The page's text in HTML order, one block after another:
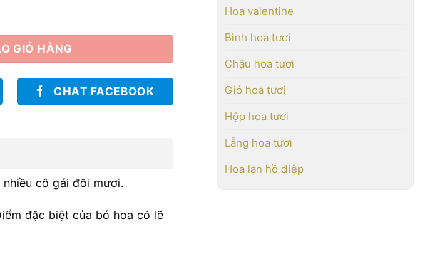
Hoa valentine
Bình hoa tươi
Chậu hoa tươi
Giỏ hoa tươi
Hộp hoa tươi
Lẵng hoa tươi
Hoa lan hồ điệp
GIỎ HÀNG
CHAT FACEBOOK
cô gái đôi mươi.
đặc biệt của bó hoa có lẽ